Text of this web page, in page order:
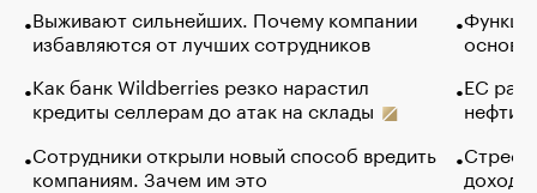
Выживают сильнейших. Почему компании
избавляются от лучших сотрудников
Как банк Wildberries резко нарастил
кредиты селлерам до атак на склады
Сотрудники открыли новый способ вредить
компаниям. Зачем им это
основ
ЕС
нефти